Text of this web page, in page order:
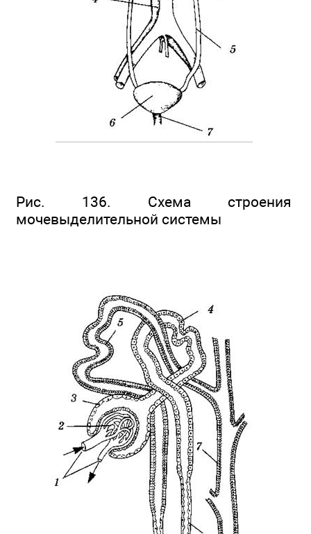
Рис. 136. Схема строения
мочевыделительной системы